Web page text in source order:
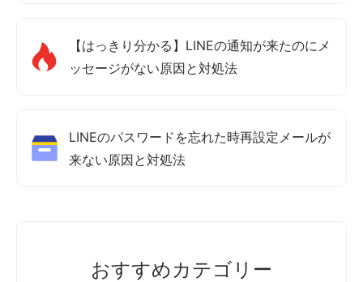
【はっきり分かる】LINEの通知が来たのにメ
ッセージがない原因と対処法
LINEのパスワードを忘れた時再設定メールが
来ない原因と対処法
おすすめカテゴリー